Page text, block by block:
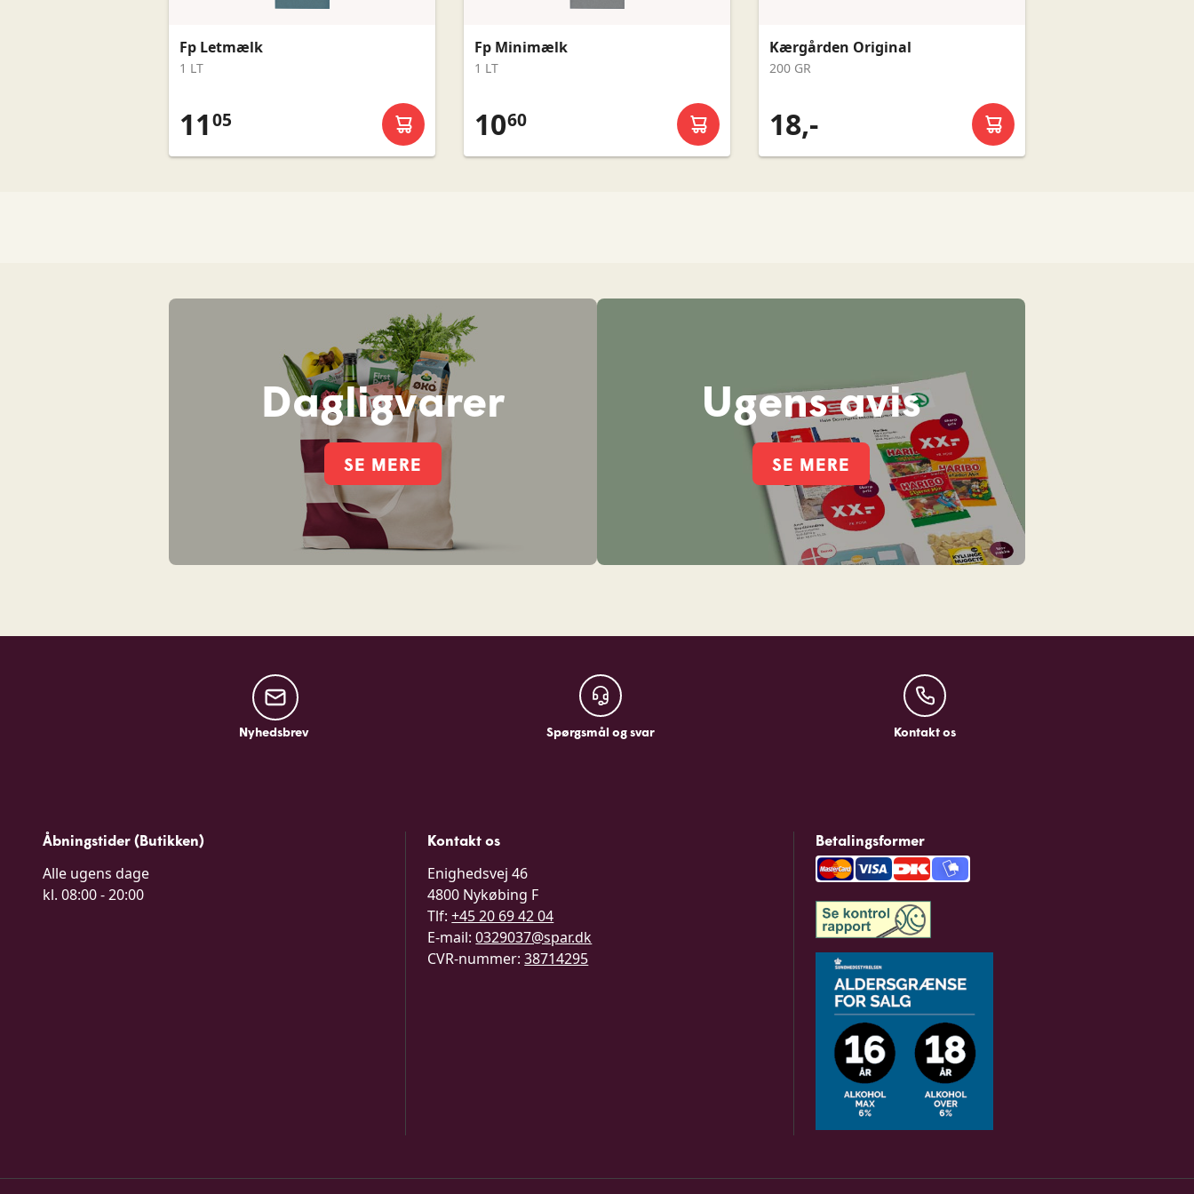
Dagligvarer
SE MERE
Ugens avis
SE MERE
Fp Letmælk
1 LT
1105
Læg i kurv
Fp Minimælk
1 LT
1060
Læg i kurv
Kærgården Original
200 GR
18,- Læg i kurv
Lurpak Smør Saltet
Læg i kurv
Nyhedsbrev
Nyhedsbrev
Spørgsmål og svar
Spørgsmål og svar
Kontakt os
Kontakt os
Åbningstider (Butikken)
Alle ugens dage
kl. 08:00 - 20:00
Kontakt os
Enighedsvej 46
4800 Nykøbing F
Tlf:+45 20 69 42 04
E-mail:0329037@spar.dk
CVR-nummer:38714295
Betalingsformer